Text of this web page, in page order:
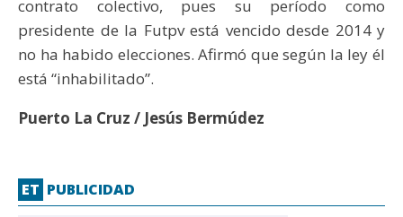
contrato colectivo, pues su período como
presidente de la Futpv está vencido desde 2014 y
no ha habido elecciones. Afirmó que según la ley él
está “inhabilitado”.
Puerto La Cruz / Jesús Bermúdez
ET PUBLICIDAD